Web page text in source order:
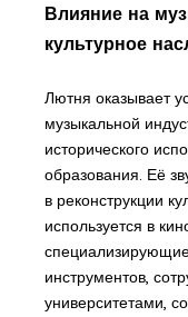
Влияние на
культурное
Лютня оказывает
музыкальной
исторического
образования. Её
в реконструкции
используется в
инструментов,
университетами,